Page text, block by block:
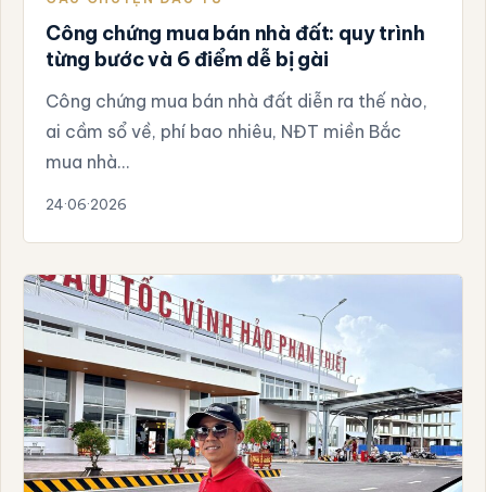
Công chứng mua bán nhà đất: quy trình
từng bước và 6 điểm dễ bị gài
Công chứng mua bán nhà đất diễn ra thế nào,
ai cầm sổ về, phí bao nhiêu, NĐT miền Bắc
mua nhà…
24·06·2026